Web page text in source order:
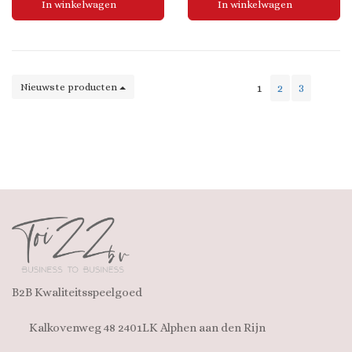
Teststandard: ISO 105-03:2010
In winkelwagen In winkelwagen
Nieuwste producten 1 2 3
B2B Kwaliteitsspeelgoed
Kalkovenweg 48 2401LK Alphen aan den Rijn